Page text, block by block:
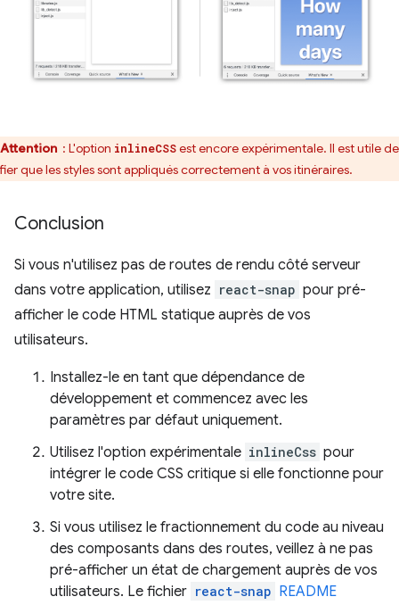
Attention : L'option inlineCSSest encore expérimentale. Il est utile de
que les styles sont appliqués correctement à vos itinéraires.
Conclusion
Si vous n'utilisez pas de routes de rendu côté serveur
dans votre application, utilisez react-snap pour pré-
afficher le code HTML statique auprès de vos
utilisateurs.
Installez-le en tant que dépendance de
développement et commencez avec les
paramètres par défaut uniquement.
Utilisez l'option expérimentale inlineCss pour
intégrer le code CSS critique si elle fonctionne pour
votre site.
Si vous utilisez le fractionnement du code au niveau
des composants dans des routes, veillez à ne pas
pré-afficher un état de chargement auprès de vos
utilisateurs. Le fichier react-snap README